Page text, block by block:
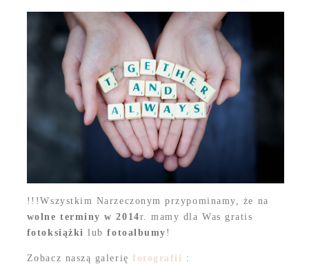
!!!Wszystkim Narzeczonym przypominamy, że na
wolne terminy w 2014r. mamy dla Was gratis
fotoksiążki lubfotoalbumy !
Zobacz naszą galerięfotografii :